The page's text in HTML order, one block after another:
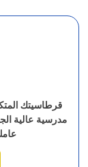
قرطاسيتك
مدرسية عالية